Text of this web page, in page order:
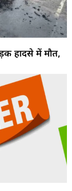
हादसे में मौत,